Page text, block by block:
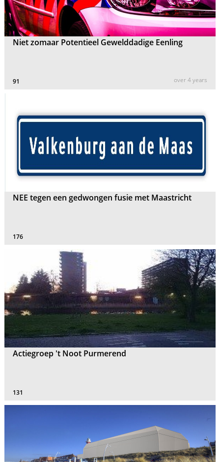
Niet zomaar Potentieel Gewelddadige Eenling
91 over 4 years
NEE tegen een gedwongen fusie met Maastricht
176
Actiegroep 't Noot Purmerend
131